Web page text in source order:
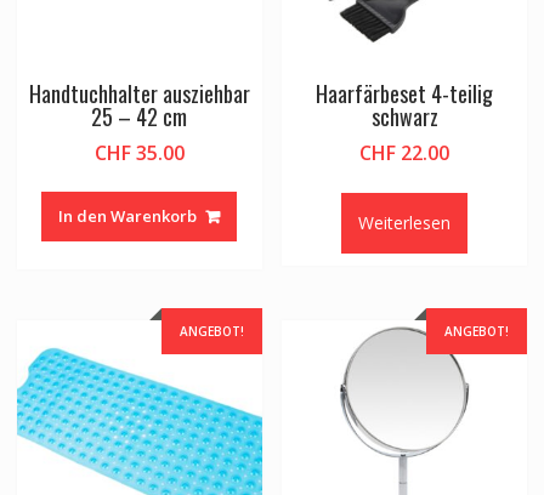
Handtuchhalter ausziehbar
25 – 42 cm
CHF35.00
In den Warenkorb
Haarfärbeset 4-teilig
schwarz
CHF 22.00
Weiterlesen
ANGEBOT! ANGEBOT!